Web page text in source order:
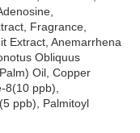
Fragrance,
Extract, Anemarrhena
Obliquus
Oil, Copper
8(10 ppb),
ppb), Palmitoyl